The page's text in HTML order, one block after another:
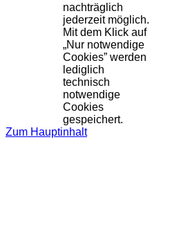
nachträglich
jederzeit möglich.
Mit dem Klick auf
„Nur notwendige
Cookies” werden
lediglich
technisch
notwendige
Cookies
gespeichert.
Zum Hauptinhalt